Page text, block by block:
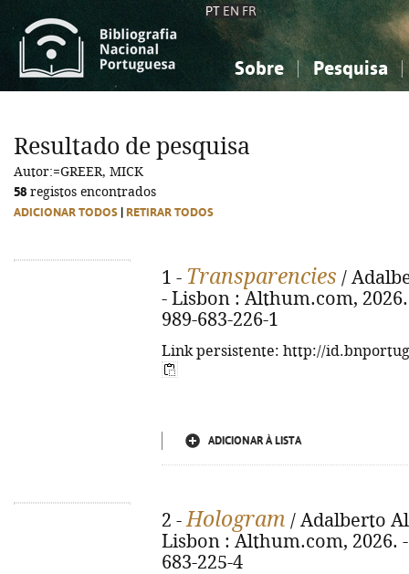
PT EN FR
Sobre Pesquisa
Ciências sociais...
Ciências sociais...
Resultado de pesquisa
Autor:=GREER, MICK
58 registos encontrados
ADICIONAR TODOS RETIRAR TODOS
1 - Transparencies /
- Lisbon : Althum.com, 2026.
989-683-226-1
Link persistente: http://
ADICIONAR À LISTA
2 -Hologram / Adalberto
Lisbon : Althum.com, 2026. -
683-225-4